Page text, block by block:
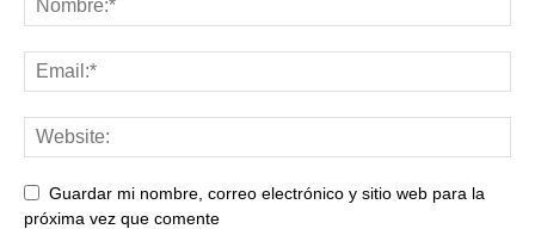
Guardar mi nombre, correo electrónico y sitio web para la
próxima vez que comente